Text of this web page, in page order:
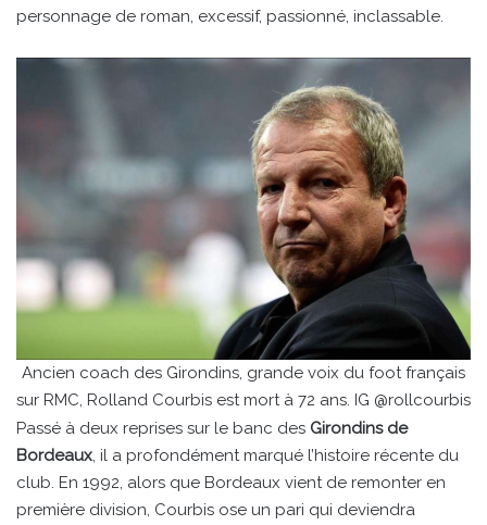
personnage de roman, excessif, passionné, inclassable.
Ancien coach des Girondins, grande voix du foot français
sur RMC, Rolland Courbis est mort à 72 ans. IG @rollcourbis
Passé à deux reprises sur le banc des Girondins de
Bordeaux, il a profondément marqué l’histoire récente du
club. En 1992, alors que Bordeaux vient de remonter en
première division, Courbis ose un pari qui deviendra